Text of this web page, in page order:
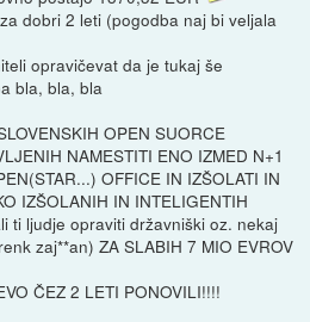
dobri 2 leti (pogodba naj bi veljala
opravičevat da je tukaj še
bla, bla, bla
OPEN SUORCE
NAMESTITI ENO IZMED N+1
OFFICE IN IZŠOLATI IN
IZŠOLANIH IN INTELIGENTIH
ti ljudje opraviti državniški oz. nekaj
zaj**an) ZA SLABIH 7 MIO EVROV
ČEZ 2 LETI PONOVILI!!!!